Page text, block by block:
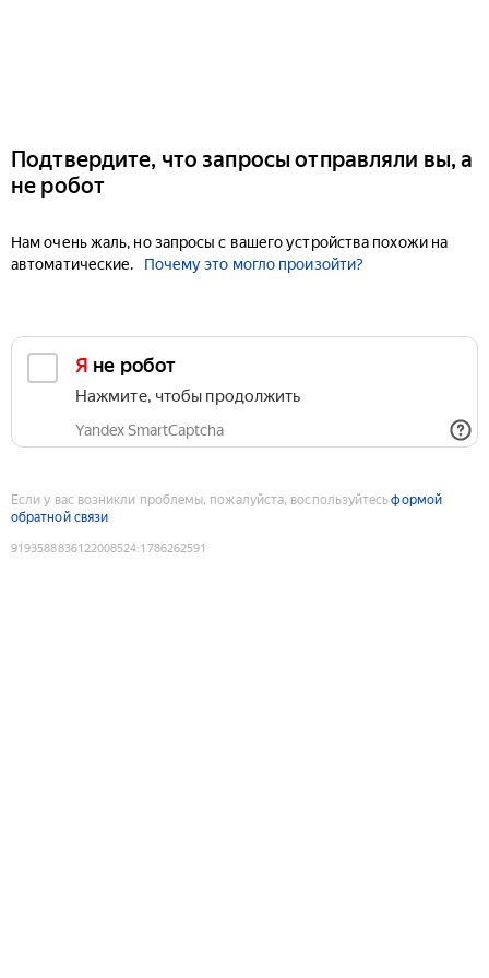
Подтвердите, что запросы отправляли вы, а
не робот
Нам очень жаль, но запросы с вашего устройства похожи на
автоматические.
Почему это могло произойти?
Я не робот
Нажмите, чтобы продолжить
Yandex SmartCaptcha
Если у вас возникли проблемы, пожалуйста, воспользуйтесьформой
обратной связи
9193588836122008524:1786262591